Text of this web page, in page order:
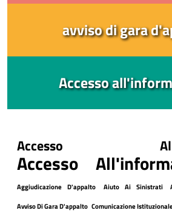
avviso di gara
Accesso
Accesso
Accesso
Aggiudicazione D'appalto
Aiuto Ai Sinistrati
Avviso Di Gara D'appalto Comunicazione